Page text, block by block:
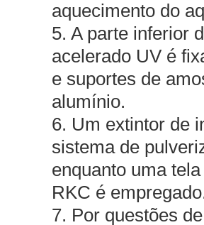
aquecimento do
5. A parte inferior
acelerado UV é
e suportes de
alumínio.
6. Um extintor de
sistema de
enquanto uma
RKC é
7. Por questões